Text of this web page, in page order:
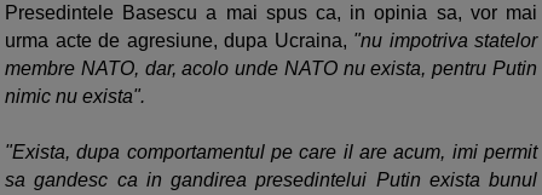
Presedintele Basescu a mai spus ca, in opinia sa, vor mai
urma acte de agresiune, dupa Ucraina, "nu impotriva statelor
membre NATO, dar, acolo unde NATO nu exista, pentru Putin
nimic nu exista".
"Exista, dupa comportamentul pe care il are acum, imi permit
sa gandesc ca in gandirea presedintelui Putin exista bunul